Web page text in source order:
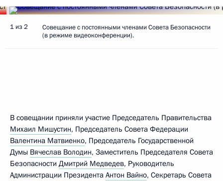
1 из 2
Совещание с постоянными членами Совета Безопасности
(в режиме видеоконференции).
В совещании приняли участие Председатель Правительства
Михаил Мишустин, Председатель Совета Федерации
Валентина Матвиенко, Председатель Государственной
Думы Вячеслав Володин, Заместитель Председателя Совета
Безопасности Дмитрий Медведев, Руководитель
Администрации Президента Антон Вайно, Секретарь Совета